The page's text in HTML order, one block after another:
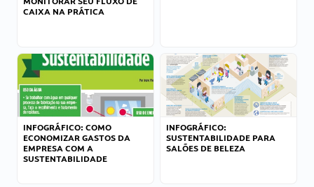
CAIXA NA PRÁTICA
INFOGRÁFICO: COMO
ECONOMIZAR GASTOS DA
EMPRESA COM A
SUSTENTABILIDADE
INFOGRÁFICO:
SUSTENTABILIDADE PARA
SALÕES DE BELEZA